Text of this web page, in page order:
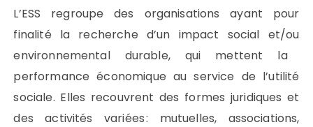
L’ESS regroupe
des organisations ayant pour
finalité la recherche d’un impact social et/ou
environnementaldurable, qui mettent la
performance économique au service de l’utilité
sociale. Elles recouvrent des formes juridiques et
des activités variées: mutuelles, associations,